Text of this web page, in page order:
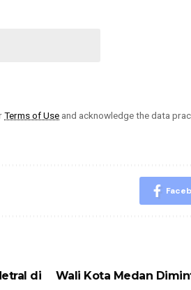
Terms of Use and acknowledge the data
di
Wali Kota Medan